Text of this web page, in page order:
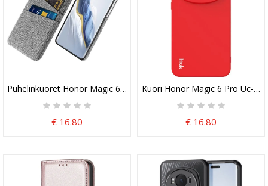
Puhelinkuoret Honor Magic 6 Pro Kangas Kaksinkertainen
€ 16.80
Kuori Honor Magic 6 Pro Uc-4-
€ 16.80